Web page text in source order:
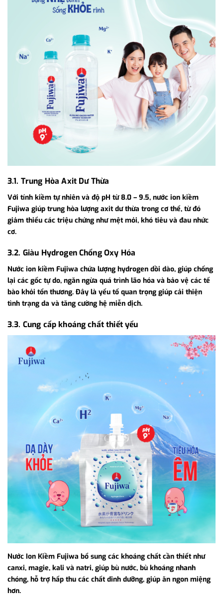
3.1. Trung Hòa Axit Dư Thừa
Với tính kiềm tự nhiên và độ pH từ 8.0 – 9.5, nước ion kiềm
Fujiwa giúp trung hòa lượng axit dư thừa trong cơ thể, từ đó
giảm thiểu các triệu chứng như mệt mỏi, khó tiêu và đau nhức
cơ.
3.2. Giàu Hydrogen Chống Oxy Hóa
Nước ion kiềm Fujiwa chứa lượng hydrogen dồi dào, giúp chống
lại các gốc tự do, ngăn ngừa quá trình lão hóa và bảo vệ các tế
bào khỏi tổn thương. Đây là yếu tố quan trọng giúp cải thiện
tình trạng da và tăng cường hệ miễn dịch.
3.3. Cung cấp khoáng chất thiết yếu
Nước Ion Kiềm Fujiwa bổ sung các khoáng chất cần thiết như
canxi, magie, kali và natri, giúp bù nước, bù khoáng nhanh
chóng, hỗ trợ hấp thu các chất dinh dưỡng, giúp ăn ngon miệng
hơn.